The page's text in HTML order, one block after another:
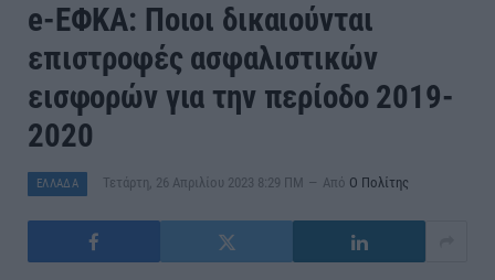
e-ΕΦΚΑ: Ποιοι δικαιούνται
επιστροφές ασφαλιστικών
εισφορών για την περίοδο 2019-
2020
ΕΛΛΑΔΑ Τετάρτη, 26 Απριλίου 2023 8:29 ΠΜ Από Ο Πολίτης